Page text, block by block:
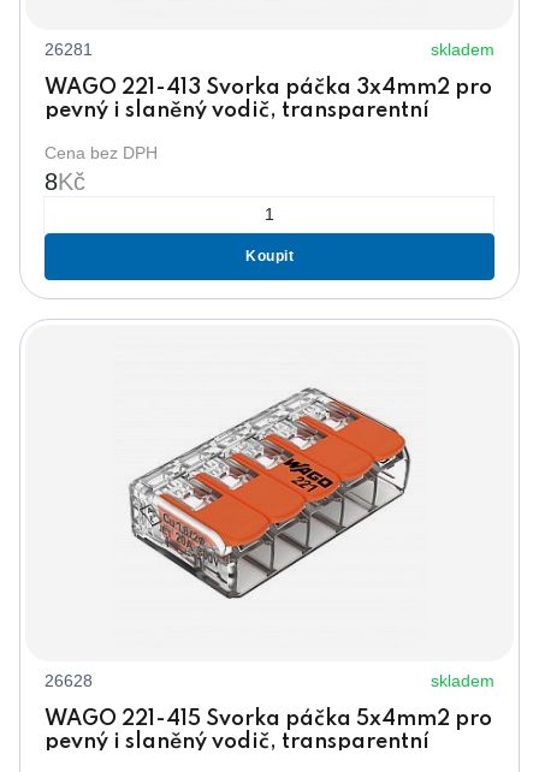
26281 skladem
WAGO 221-413 Svorka páčka 3x4mm2 pro
pevný i slaněný vodič, transparentní
Cena bez DPH
8Kč
Koupit
26628 skladem
WAGO 221-415 Svorka páčka 5x4mm2 pro
pevný i slaněný vodič, transparentní